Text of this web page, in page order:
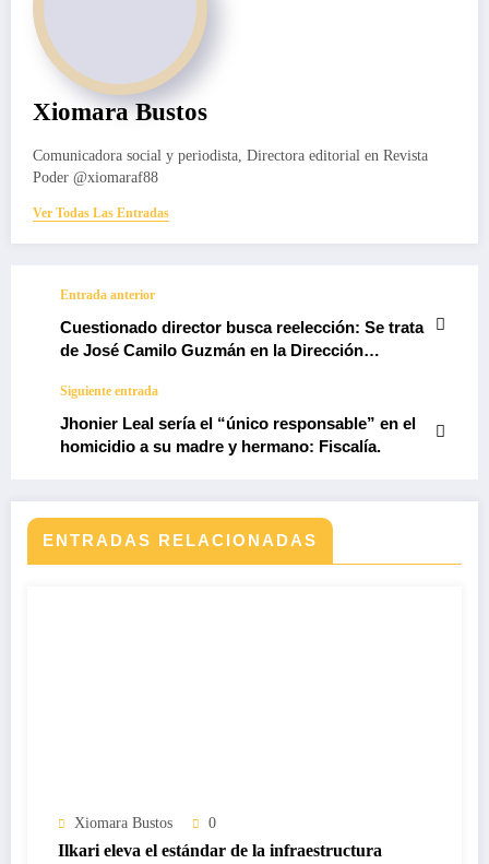
Xiomara Bustos
Comunicadora social y periodista, Directora editorial en Revista
Poder @xiomaraf88
Ver Todas Las Entradas
Entrada anterior
Cuestionado director busca reelección: Se trata
de José Camilo Guzmán en la Dirección
Siguiente entrada
Jhonier Leal sería el “único responsable” en el
homicidio a su madre y hermano: Fiscalía.
ENTRADAS RELACIONADAS
Xiomara Bustos 0
Ilkari eleva el estándar de la infraestructura